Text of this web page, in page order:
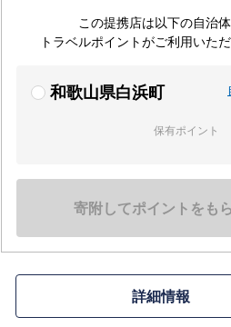
この提携店は以下の自治
トラベルポイントがご利用いただ
和歌山県白浜町
保有ポイント
寄附してポイントをも
詳細情報